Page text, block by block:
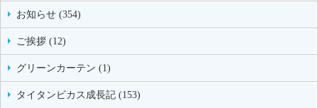
お知らせ (354)
ご挨拶 (12)
グリーンカーテン (1)
タイタンビカス成長記 (153)